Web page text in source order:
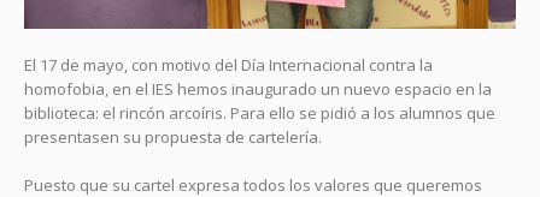
El 17 de mayo, con motivo del Día Internacional contra la
homofobia, en el IES hemos inaugurado un nuevo espacio en la
biblioteca: el rincón arcoíris. Para ello se pidió a los alumnos que
presentasen su propuesta de cartelería.
Puesto que su cartel expresa todos los valores que queremos